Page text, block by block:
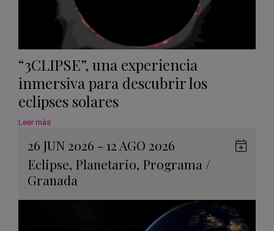
“3CLIPSE”, una experiencia
inmersiva para descubrir los
eclipses solares
Leer más
26 JUN 2026 - 12 AGO 2026
Eclipse, Planetario, Programa /
Granada